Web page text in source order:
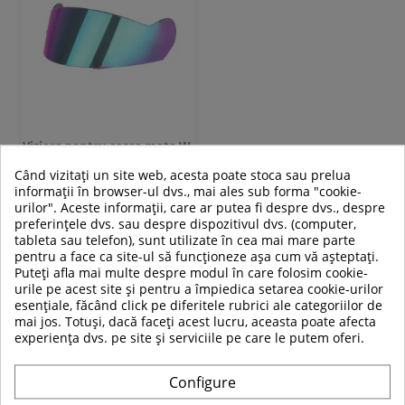
Viziera pentru casca moto W-
79,00 RON
Adauga in cos
Când vizitați un site web, acesta poate stoca sau prelua
informații în browser-ul dvs., mai ales sub forma "cookie-
urilor". Aceste informații, care ar putea fi despre dvs., despre
preferințele dvs. sau despre dispozitivul dvs. (computer,
tableta sau telefon), sunt utilizate în cea mai mare parte
pentru a face ca site-ul să funcționeze așa cum vă așteptați.
Puteți afla mai multe despre modul în care folosim cookie-
urile pe acest site și pentru a împiedica setarea cookie-urilor
esențiale, făcând click pe diferitele rubrici ale categoriilor de
mai jos. Totuși, dacă faceți acest lucru, aceasta poate afecta
experiența dvs. pe site și serviciile pe care le putem oferi.
Configure